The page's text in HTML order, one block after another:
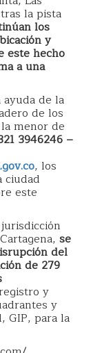
la pista
los
y
este hecho
a una
de la
de los
menor de
3946246 –
, los
ciudad
este
se
del
de 279
y
y
GIP, para la